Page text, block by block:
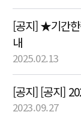
[공지] ★기간
내
2025.02.13
[공지] [공지]
2023.09.27